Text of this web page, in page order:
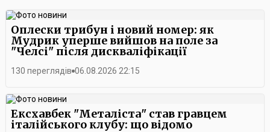
Оплески трибун і новий номер: як
Мудрик уперше вийшов на поле за
"Челсі" після дискваліфікації
130 переглядів 06.08.2026 22:15
Ексхавбек "Металіста" став гравцем
італійського клубу: що відомо